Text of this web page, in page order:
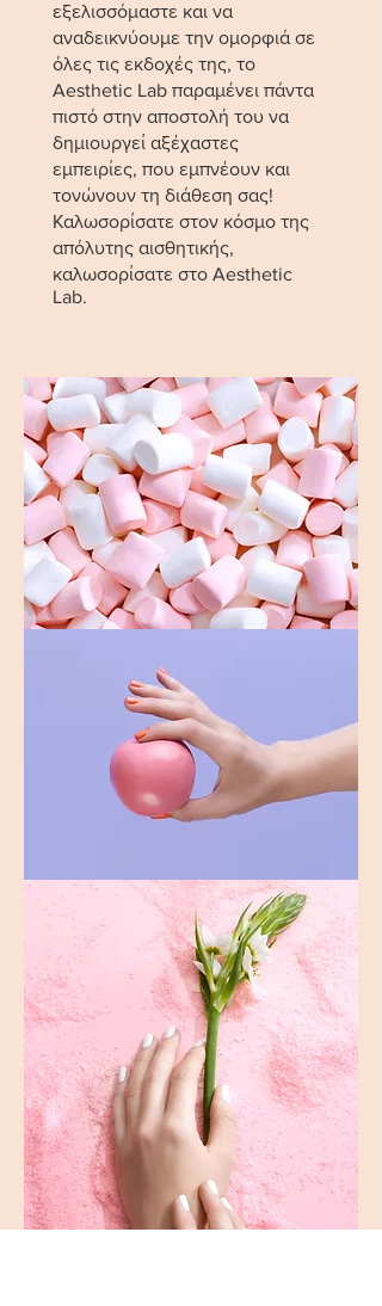
εξελισσόμαστε και να
αναδεικνύουμε την ομορφιά σε
όλες τις εκδοχές της, το
Aesthetic Lab παραμένει πάντα
πιστό στην αποστολή του να
δημιουργεί αξέχαστες
εμπειρίες, που εμπνέουν και
τονώνουν τη διάθεση σας!
Καλωσορίσατε στον κόσμο της
απόλυτης αισθητικής,
καλωσορίσατε στο Aesthetic
Lab.